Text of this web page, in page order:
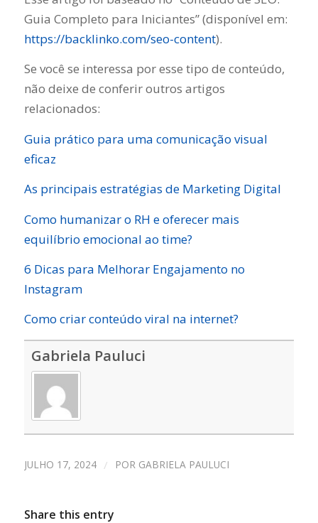
Guia Completo para Iniciantes” (disponível em:
https://backlinko.com/seo-content).
Se você se interessa por esse tipo de conteúdo,
não deixe de conferir outros artigos
relacionados:
Guia prático para uma comunicação visual
eficaz
As principais estratégias de Marketing Digital
Como humanizar o RH e oferecer mais
equilíbrio emocional ao time?
6 Dicas para Melhorar Engajamento no
Instagram
Como criar conteúdo viral na internet?
Gabriela Pauluci
JULHO 17, 2024 / POR GABRIELA PAULUCI
Share this entry